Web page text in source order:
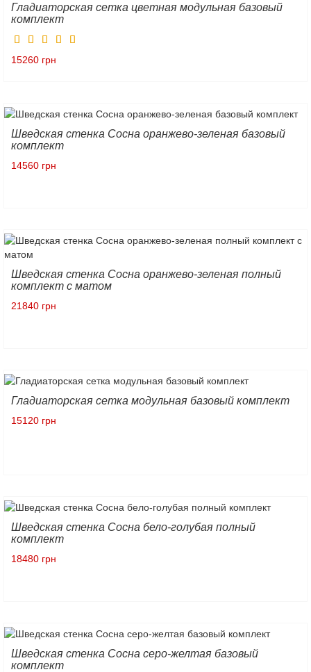
Гладиаторская сетка цветная модульная базовый
комплект
15260 грн
Шведская стенка Сосна оранжево-зеленая базовый
комплект
14560 грн
Шведская стенка Сосна оранжево-зеленая полный
комплект с матом
21840 грн
Гладиаторская сетка модульная базовый комплект
15120 грн
Шведская стенка Сосна бело-голубая полный
комплект
18480 грн
Шведская стенка Сосна серо-желтая базовый
комплект